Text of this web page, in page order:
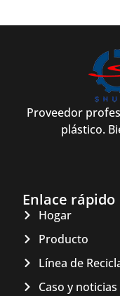
Proveedor
plástico.
Enlace rápido
Hogar
Producto
Línea de
Caso y noticias